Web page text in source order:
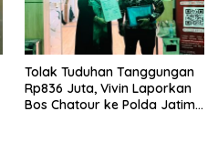
Tolak Tuduhan Tanggungan
Rp836 Juta, Vivin Laporkan
Bos Chatour ke Polda Jatim